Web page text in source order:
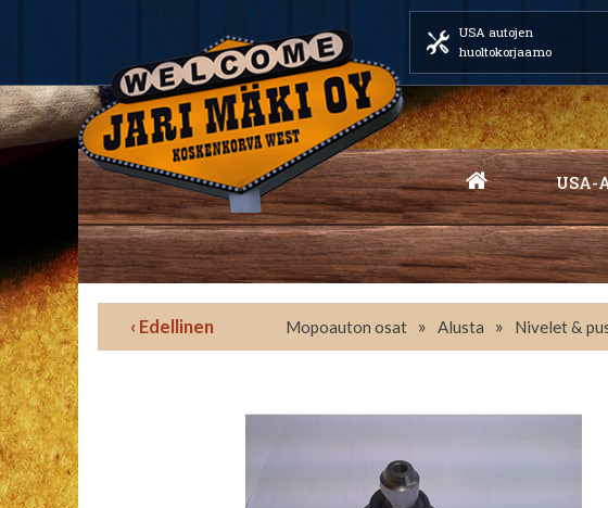
USA autojen
huoltokorjaamo
USA-
‹ Edellinen Mopoauton osat » Alusta » Nivelet &